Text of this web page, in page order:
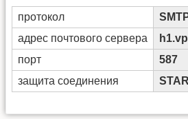
протокол
адрес почтового сервера
порт
587
защита соединения